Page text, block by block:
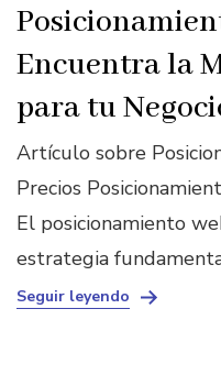
Encuentra la
para tu
Artículo sobre
Precios
El posicionamiento
estrategia
Seguir leyendo